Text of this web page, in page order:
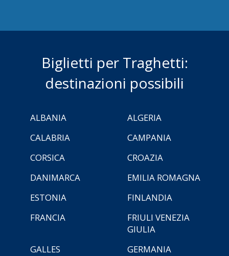
Biglietti per Traghetti:
destinazioni possibili
ALBANIA
ALGERIA
CALABRIA
CAMPANIA
CORSICA
CROAZIA
DANIMARCA
EMILIA ROMAGNA
ESTONIA
FINLANDIA
FRANCIA
FRIULI VENEZIA
GIULIA
GALLES
GERMANIA